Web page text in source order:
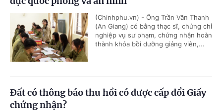
(Chinhphu.vn) - Ông Trần Văn Thanh
(An Giang) có bằng thạc sĩ, chứng chỉ
nghiệp vụ sư phạm, chứng nhận hoàn
thành khóa bồi dưỡng giảng viên,...
Đất có thông báo thu hồi có được cấp đổi Giấy
chứng nhận?